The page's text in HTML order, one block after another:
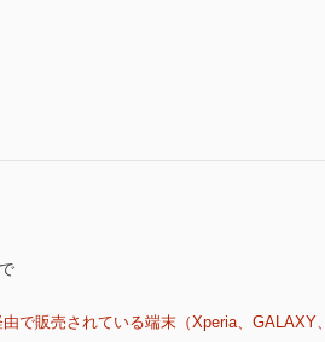
で販売されている端末（Xperia、GALAXY、